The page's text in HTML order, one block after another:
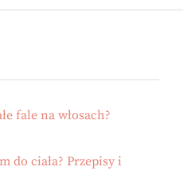
fale na włosach?
do ciała? Przepisy i